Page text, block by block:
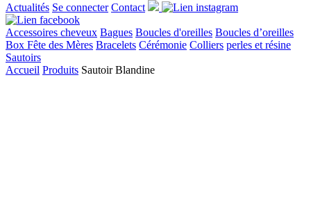
Actualités Se connecter Contact
Accessoires cheveux Bagues Boucles d'oreilles Boucles d’oreilles
Box Fête des Mères Bracelets Cérémonie Colliers perles et résine
Sautoirs
Accueil Produits Sautoir Blandine